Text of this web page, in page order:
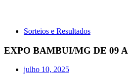
Sorteios e Resultados
EXPO BAMBUI/MG DE 09
julho 10, 2025